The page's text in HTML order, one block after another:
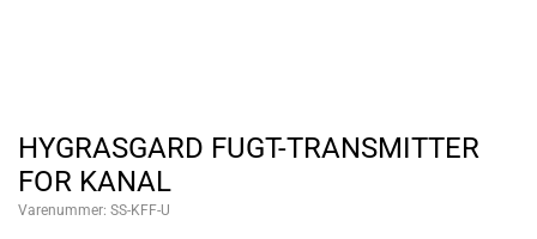
HYGRASGARD FUGT-TRANSMITTER
FOR KANAL
Varenummer: SS-KFF-U